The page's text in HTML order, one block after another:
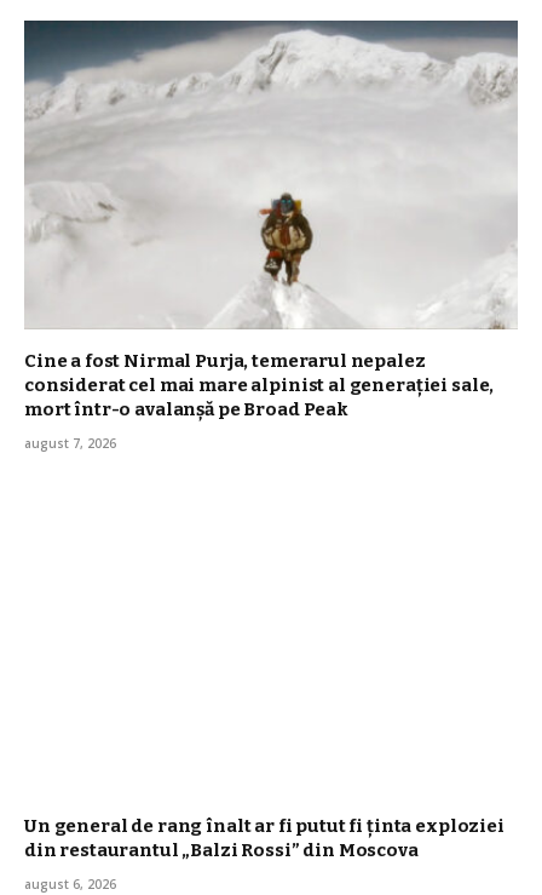
Cine a fost Nirmal Purja, temerarul nepalez
considerat cel mai mare alpinist al generației sale,
mort într-o avalanșă pe Broad Peak
august 7, 2026
Un general de rang înalt ar fi putut fi ținta exploziei
din restaurantul „Balzi Rossi” din Moscova
august 6, 2026